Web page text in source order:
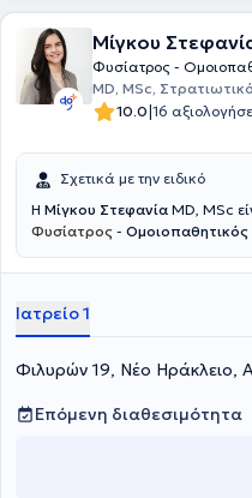
Μίγκου
Φυσίατρος -
MD, MSc,
10.0|16
Σχετικά με την ειδικό
Η Μίγκου Στεφανία MD, MSc
Φυσίατρος - Ομοιοπαθητικός
Αξιωματικών Σωμάτων και στο
μεταπτυχιακές σπουδές στο
Πανεπιστήμιο Αθηνών με
νωτιαίου μυελού και τη
Ειδικεύτηκε ως Φυσίατρος
σε μεγάλα νοσοκομεία, όπως
Θεσσαλονίκης και το Γενικό
Παρέμβαση στο Γενικό
Ιατρείο 1
Φιλυρών 19, Νέο Ηράκλειο,
Επόμενη διαθεσιμότητα